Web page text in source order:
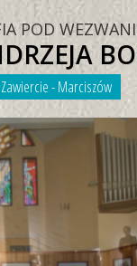
POD
Zawiercie - Marciszów